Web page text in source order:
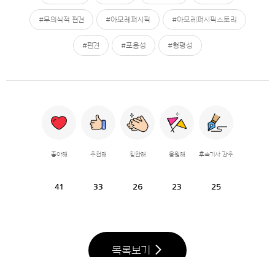
#무의식적 편견 #아모레퍼시픽 #아모레퍼시픽스토리
#편견 #포용성 #형평성
좋아해
41
추천해
33
칭찬해
26
응원해
23
후속기사 강추
25
목록보기